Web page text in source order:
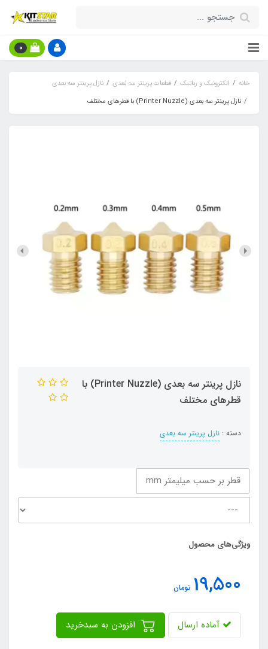
0
خانه الکترونیک و رباتیک قطعات پرینتر سه بُعدی
نازل پرینتر سه بعدی
نازل پرینتر سه بعدی (Printer Nuzzle) با قطر‌های مختلف
نازل پرینتر سه بعدی (Printer Nuzzle) با
قطر‌های مختلف
دسته : نازل پرینتر سه بعدی
قطر بر حسب میلیمتر mm
ویژگی‌های محصول
19,500 تومان
آماده ارسال